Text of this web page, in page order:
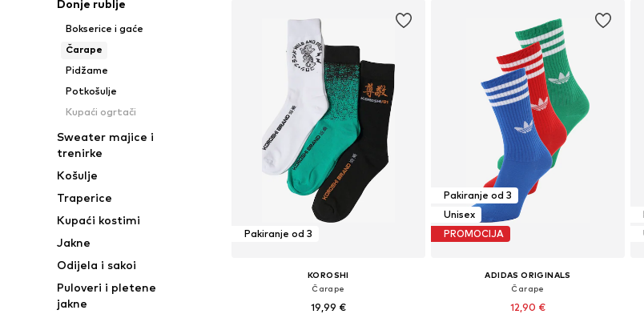
Donje rublje
Bokserice i gaće
Čarape
Pidžame
Potkošulje
Kupaći ogrtači
Sweater majice i
trenirke
Košulje
Traperice
Kupaći kostimi
Jakne
Odijela i sakoi
Puloveri i pletene
jakne
Pakiranje od 3
KOROSHI
Čarape
19,99 €
Pakiranje od 3
Unisex
PROMOCIJA
ADIDAS ORIGINALS
Čarape
12,90 €